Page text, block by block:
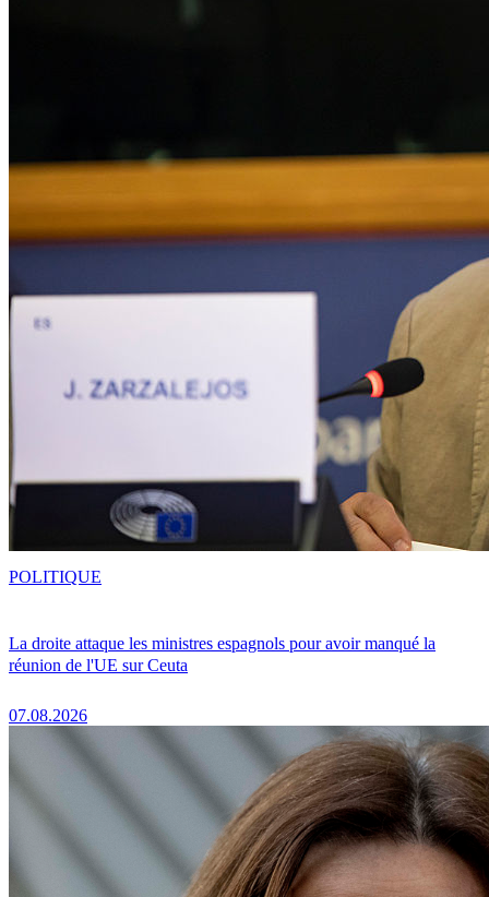
La droite attaque les ministres espagnols pour avoir manqué la
réunion de l'UE sur Ceuta
07.08.2026
POLITIQUE